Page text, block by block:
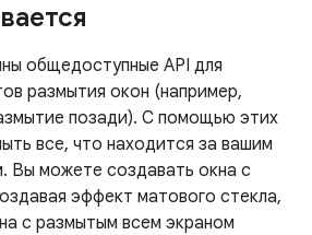
общедоступные API для
размытия окон (например,
позади). С помощью этих
все, что находится за вашим
Вы можете создавать окна с
эффект матового стекла,
с размытым всем экраном